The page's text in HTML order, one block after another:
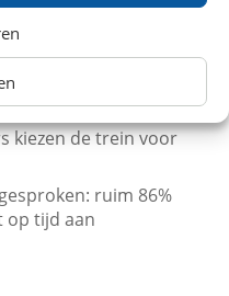
2026)
Trein
2026)
kiezen de trein voor
ruim 86%
op tijd aan